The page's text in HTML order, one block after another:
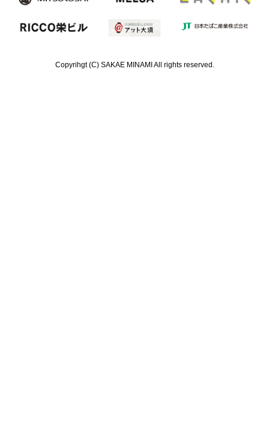
Copyrihgt (C) SAKAE MINAMI All rights reserved.